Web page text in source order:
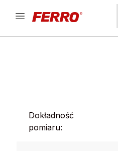
Dokładność
pomiaru: